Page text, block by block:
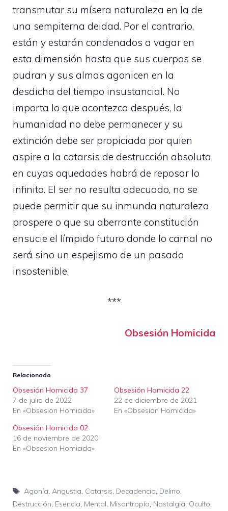
transmutar su mísera naturaleza en la de
una sempiterna deidad. Por el contrario,
están y estarán condenados a vagar en
esta dimensión hasta que sus cuerpos se
pudran y sus almas agonicen en la
desdicha del tiempo insustancial. No
importa lo que acontezca después, la
humanidad no debe permanecer y su
extinción debe ser propiciada por quien
aspire a la catarsis de destrucción absoluta
en cuyas oquedades habrá de reposar lo
infinito. El ser no resulta adecuado, no se
puede permitir que su inmunda naturaleza
prospere o que su aberrante constitución
ensucie el límpido futuro donde lo carnal no
será sino un espejismo de un pasado
insostenible.
***
Obsesión Homicida
Relacionado
Obsesión Homicida 37
7 de julio de 2022
En «Obsesion Homicida»
Obsesión Homicida 22
22 de diciembre de 2021
En «Obsesion Homicida»
Obsesión Homicida 02
16 de noviembre de 2020
En «Obsesion Homicida»
Etiquetas
Agonía, Angustia, Catarsis, Decadencia, Delirio,
Destrucción, Esencia, Mental, Misantropía, Nostalgia, Oculto,